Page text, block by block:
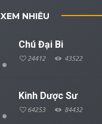
XEM NHIỀU
Chú Đại Bi
24412 43522
Kinh Dược Sư
64253 84432